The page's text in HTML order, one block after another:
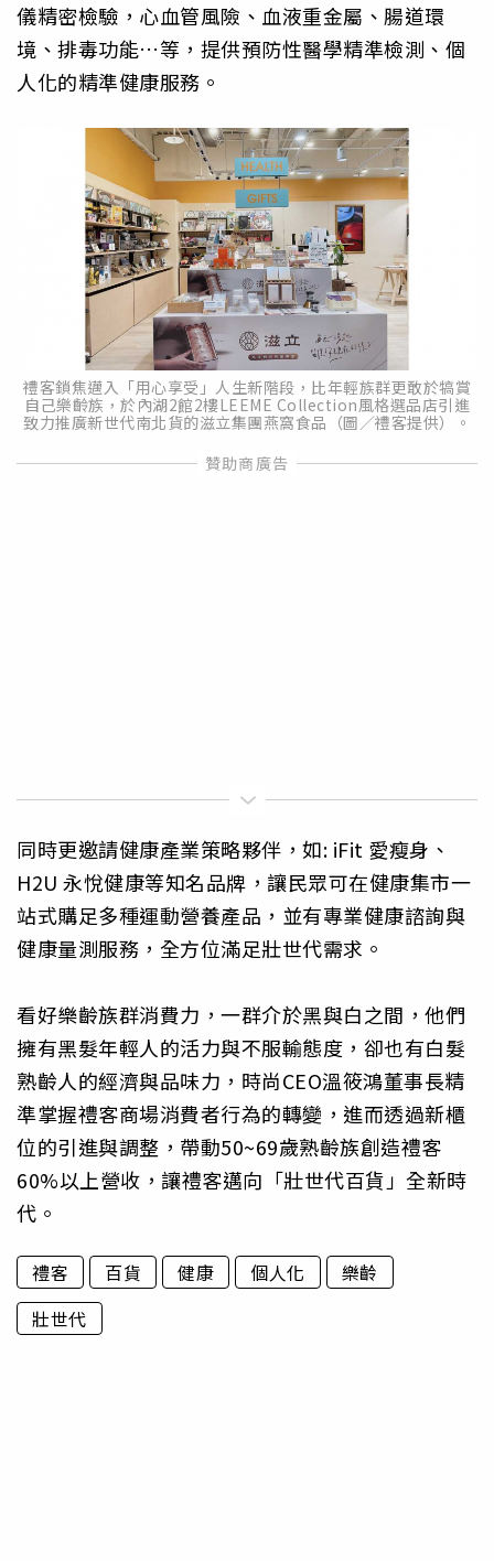
儀精密檢驗，心血管風險、血液重金屬、腸道環
境、排毒功能…等，提供預防性醫學精準檢測、個
人化的精準健康服務。
禮客鎖焦邁入「用心享受」人生新階段，比年輕族群更敢於犒賞
自己樂齡族，於內湖2館2樓LEEME Collection風格選品店引進
致力推廣新世代南北貨的滋立集團燕窩食品（圖／禮客提供）。
同時更邀請健康產業策略夥伴，如: iFit 愛瘦身、
H2U 永悅健康等知名品牌，讓民眾可在健康集市一
站式購足多種運動營養產品，並有專業健康諮詢與
健康量測服務，全方位滿足壯世代需求。
看好樂齡族群消費力，一群介於黑與白之間，他們
擁有黑髮年輕人的活力與不服輸態度，卻也有白髮
熟齡人的經濟與品味力，時尚CEO溫筱鴻董事長精
準掌握禮客商場消費者行為的轉變，進而透過新櫃
位的引進與調整，帶動50~69歲熟齡族創造禮客
60%以上營收，讓禮客邁向「壯世代百貨」全新時
代。
禮客 百貨 健康 個人化
樂齡
壯世代